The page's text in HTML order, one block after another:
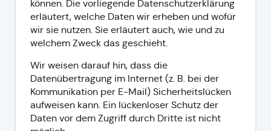
können. Die vorliegende Datenschutzerklärung
erläutert, welche Daten wir erheben und wofür
wir sie nutzen. Sie erläutert auch, wie und zu
welchem Zweck das geschieht.
Wir weisen darauf hin, dass die
Datenübertragung im Internet (z. B. bei der
Kommunikation per E-Mail) Sicherheitslücken
aufweisen kann. Ein lückenloser Schutz der
Daten vor dem Zugriff durch Dritte ist nicht